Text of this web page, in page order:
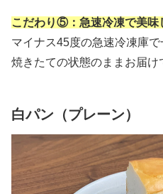
こだわり⑤：急速冷凍で美味
マイナス45度の急速冷凍庫で
焼きたての状態のままお届け
白パン（プレーン）